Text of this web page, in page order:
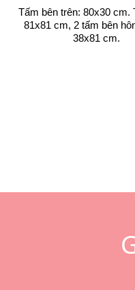
Tấm bên trên: 80x30 cm.
81x81 cm, 2 tấm bên
38x81 cm.